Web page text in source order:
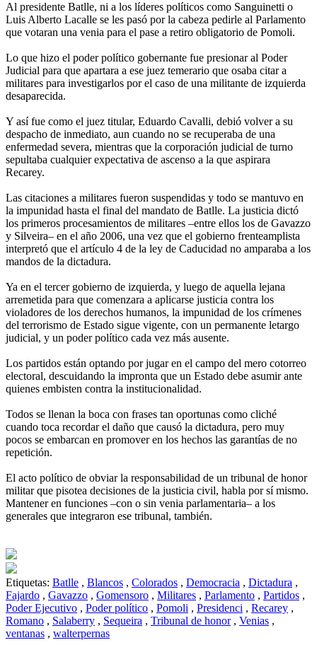
Al presidente Batlle, ni a los líderes políticos como Sanguinetti o
Luis Alberto Lacalle se les pasó por la cabeza pedirle al Parlamento
que votaran una venia para el pase a retiro obligatorio de Pomoli.
Lo que hizo el poder político gobernante fue presionar al Poder
Judicial para que apartara a ese juez temerario que osaba citar a
militares para investigarlos por el caso de una militante de izquierda
desaparecida.
Y así fue como el juez titular, Eduardo Cavalli, debió volver a su
despacho de inmediato, aun cuando no se recuperaba de una
enfermedad severa, mientras que la corporación judicial de turno
sepultaba cualquier expectativa de ascenso a la que aspirara
Recarey.
Las citaciones a militares fueron suspendidas y todo se mantuvo en
la impunidad hasta el final del mandato de Batlle. La justicia dictó
los primeros procesamientos de militares –entre ellos los de Gavazzo
y Silveira– en el año 2006, una vez que el gobierno frenteamplista
interpretó que el artículo 4 de la ley de Caducidad no amparaba a los
mandos de la dictadura.
Ya en el tercer gobierno de izquierda, y luego de aquella lejana
arremetida para que comenzara a aplicarse justicia contra los
violadores de los derechos humanos, la impunidad de los crímenes
del terrorismo de Estado sigue vigente, con un permanente letargo
judicial, y un poder político cada vez más ausente.
Los partidos están optando por jugar en el campo del mero cotorreo
electoral, descuidando la impronta que un Estado debe asumir ante
quienes embisten contra la institucionalidad.
Todos se llenan la boca con frases tan oportunas como cliché
cuando toca recordar el daño que causó la dictadura, pero muy
pocos se embarcan en promover en los hechos las garantías de no
repetición.
El acto político de obviar la responsabilidad de un tribunal de honor
militar que pisotea decisiones de la justicia civil, habla por sí mismo.
Mantener en funciones –con o sin venia parlamentaria– a los
generales que integraron ese tribunal, también.
Etiquetas: Batlle , Blancos , Colorados , Democracia , Dictadura ,
Fajardo , Gavazzo , Gomensoro , Militares , Parlamento , Partidos ,
Poder Ejecutivo , Poder político , Pomoli , Presidenci , Recarey ,
Romano , Salaberry , Sequeira , Tribunal de honor , Venias ,
ventanas , walterpernas